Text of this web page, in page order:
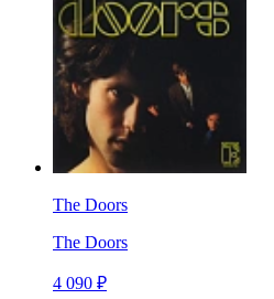
The Doors
The Doors
4 090 ₽